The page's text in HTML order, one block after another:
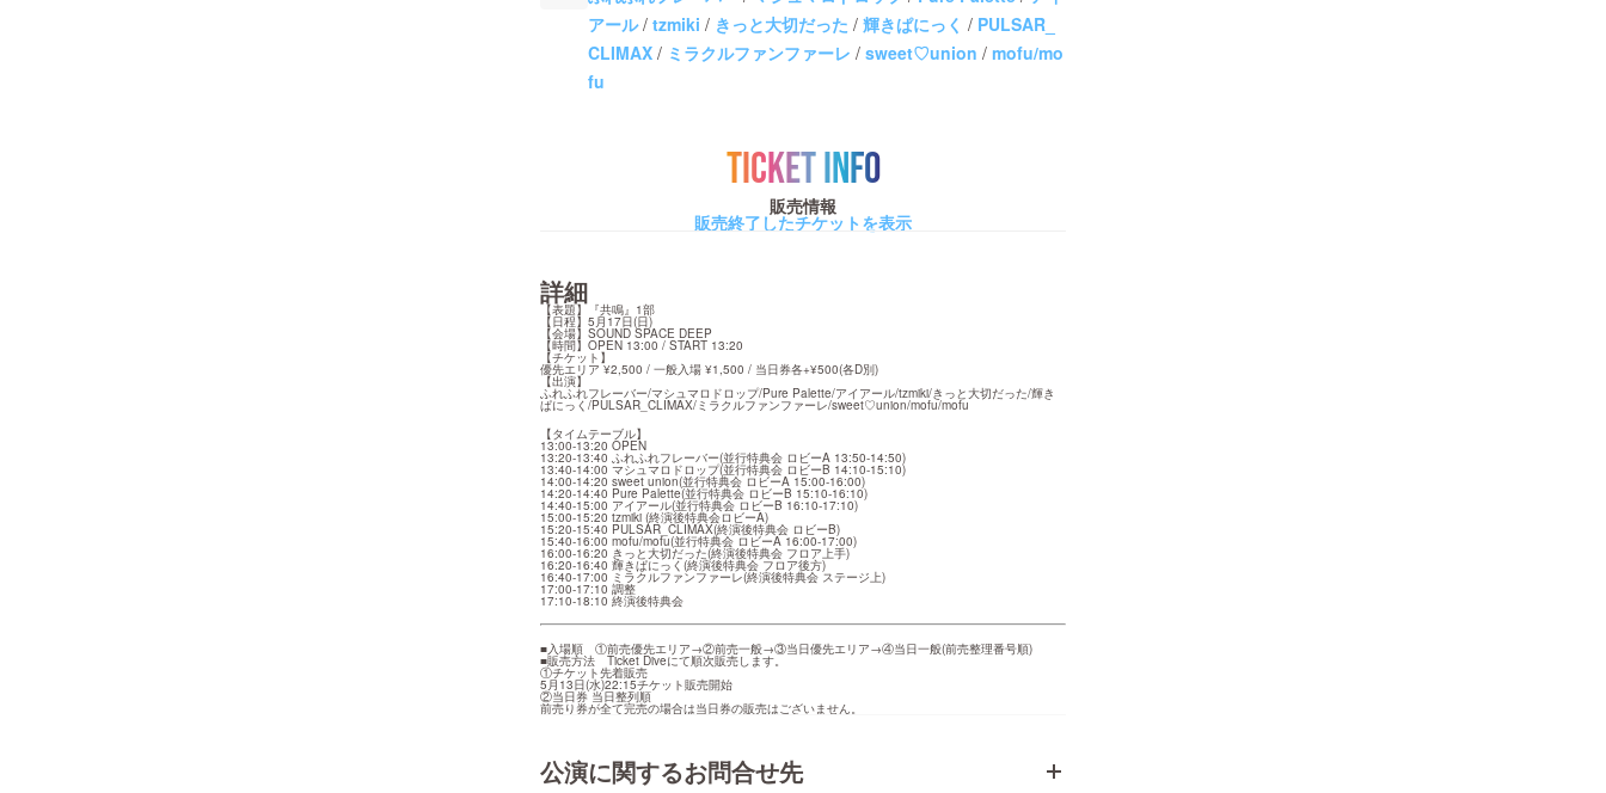
アール/ tzmiki / きっと大切だった / 輝きぱにっく / PULSAR_
CLIMAX / ミラクルファンファーレ / sweet♡union / mofu/mo
fu
TICKET INFO
販売情報
販売終了したチケットを表示
詳細
【表題】『共鳴』1部
【日程】5月17日(日)
【会場】SOUND SPACE DEEP
【時間】OPEN 13:00 / START 13:20
【チケット】
優先エリア ¥2,500 / 一般入場 ¥1,500 / 当日券各+¥500(各D別)
【出演】
ふれふれフレーバー/マシュマロドロップ/Pure Palette/アイアール/tzmiki/きっと大切だった/輝き
ぱにっく/PULSAR_CLIMAX/ミラクルファンファーレ/sweet♡union/mofu/mofu
【タイムテーブル】
13:00-13:20 OPEN
13:20-13:40 ふれふれフレーバー(並行特典会 ロビーA 13:50-14:50)
13:40-14:00 マシュマロドロップ(並行特典会 ロビーB 14:10-15:10)
14:00-14:20 sweet union(並行特典会 ロビーA 15:00-16:00)
14:20-14:40 Pure Palette(並行特典会 ロビーB 15:10-16:10)
14:40-15:00 アイアール(並行特典会 ロビーB 16:10-17:10)
15:00-15:20 tzmiki (終演後特典会ロビーA)
15:20-15:40 PULSAR_CLIMAX(終演後特典会 ロビーB)
15:40-16:00 mofu/mofu(並行特典会 ロビーA 16:00-17:00)
16:00-16:20 きっと大切だった(終演後特典会 フロア上手)
16:20-16:40 輝きぱにっく(終演後特典会 フロア後方)
16:40-17:00 ミラクルファンファーレ(終演後特典会 ステージ上)
17:00-17:10 調整
17:10-18:10 終演後特典会
■入場順　①前売優先エリア→②前売一般→③当日優先エリア→④当日一般(前売整理番号順)
■販売方法　Ticket Diveにて順次販売します。
①チケット先着販売
5月13日(水)22:15チケット販売開始
②当日券 当日整列順
前売り券が全て完売の場合は当日券の販売はございません。
公演に関するお問合せ先